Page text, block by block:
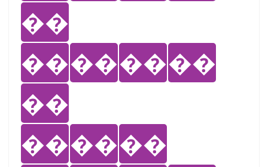
��
��������
��
������